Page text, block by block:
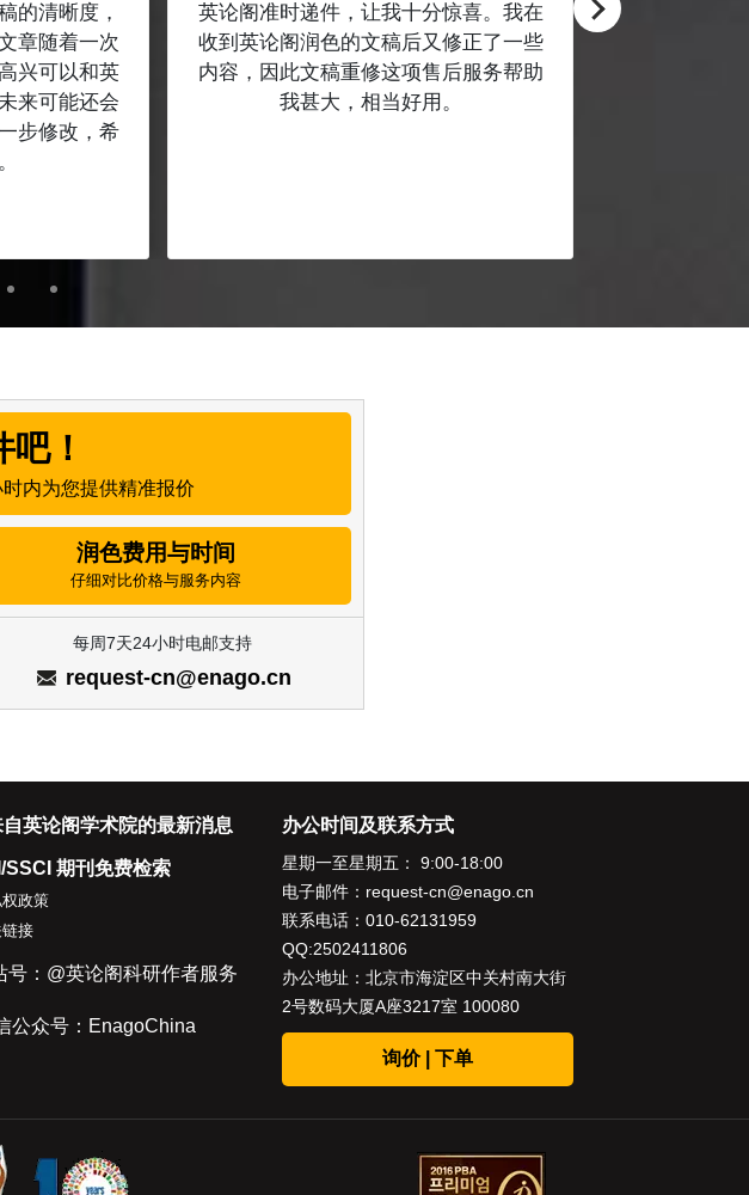
的清晰度，
章随着一次
兴可以和英
来可能还会
步修改，希
英论阁准时递件，让我十分惊喜。我在
收到英论阁润色的文稿后又修正了一些
内容，因此文稿重修这项售后服务帮助
我甚大，相当好用。
！
内为您提供精准报价
润色费用与时间
仔细对比价格与服务内容
每周7天24小时电邮支持
request-cn@enago.cn
英论阁学术院的最新消息
SSCI 期刊免费检索
政策
接
号：@英论阁科研作者服务
公众号：EnagoChina
办公时间及联系方式
星期一至星期五： 9:00-18:00
电子邮件： request-cn@enago.cn
联系电话： 010-62131959
QQ:2502411806
办公地址：北京市海淀区中关村南大街
2号数码大厦A座3217室 100080
询价 | 下单